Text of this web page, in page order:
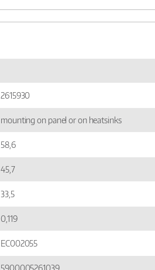
2615930
mounting on panel or on heatsinks
58,6
45,7
33,5
0,119
EC002055
5900005261039